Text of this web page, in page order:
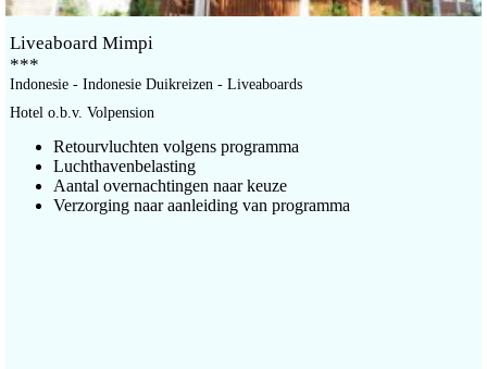
wonder dat dit eilandenrijk een van 's werelds topbestemmingen is
op een onvergetelijke reis naar de verborgen schatten van Indonesië's
onderwaterwereld.
Duikreizen heeft een aantal leuke duikreizen naar Indonesie voor u
offerte bij ons aan!
Liveaboard Mimpi
***
Indonesie - Indonesie Duikreizen - Liveaboards
Hotel o.b.v. Volpension
Retourvluchten volgens programma
Luchthavenbelasting
Aantal overnachtingen naar keuze
Verzorging naar aanleiding van programma